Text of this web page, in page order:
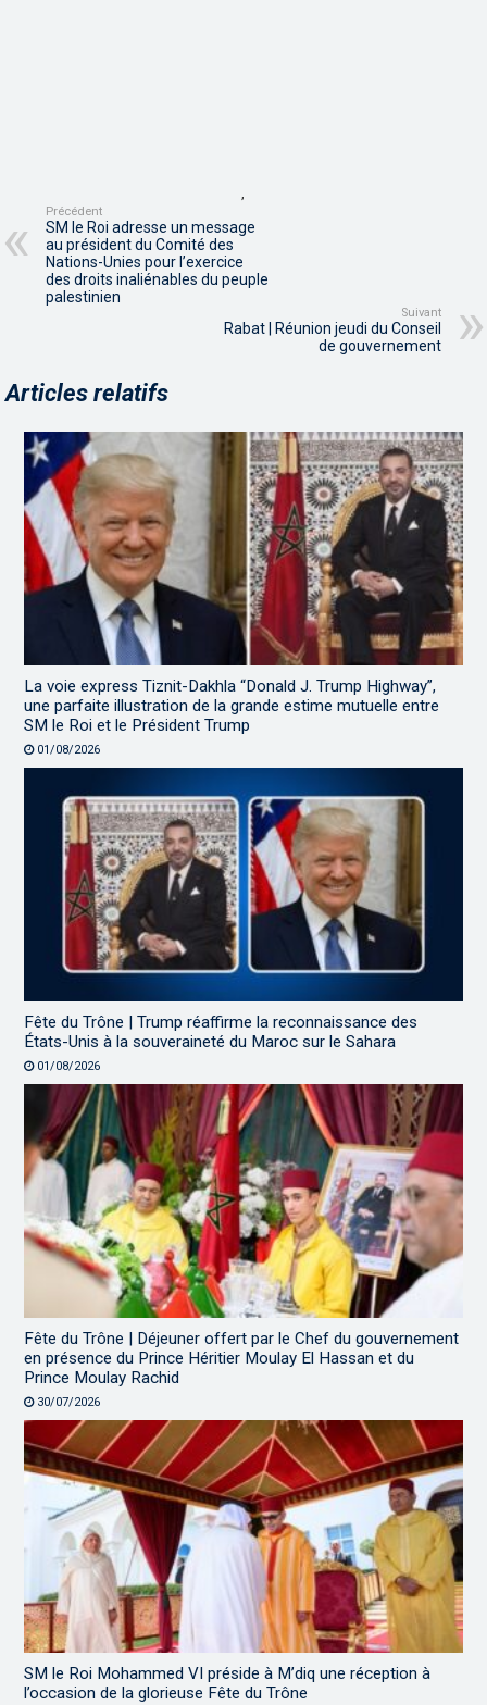
,
Précédent
SM le Roi adresse un message
au président du Comité des
Nations-Unies pour l’exercice
des droits inaliénables du peuple
palestinien
Suivant
Rabat | Réunion jeudi du Conseil
de gouvernement
Articles relatifs
La voie express Tiznit-Dakhla “Donald J. Trump Highway”,
une parfaite illustration de la grande estime mutuelle entre
SM le Roi et le Président Trump
01/08/2026
Fête du Trône | Trump réaffirme la reconnaissance des
États-Unis à la souveraineté du Maroc sur le Sahara
01/08/2026
Fête du Trône | Déjeuner offert par le Chef du gouvernement
en présence du Prince Héritier Moulay El Hassan et du
Prince Moulay Rachid
30/07/2026
SM le Roi Mohammed VI préside à M’diq une réception à
l’occasion de la glorieuse Fête du Trône